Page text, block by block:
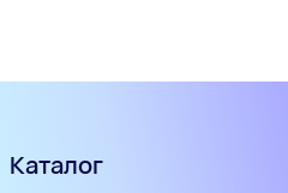
Каталог